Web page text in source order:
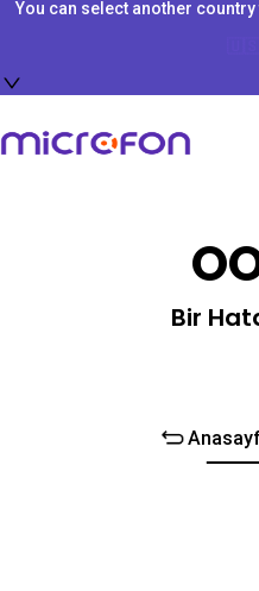
You can select another
Bir